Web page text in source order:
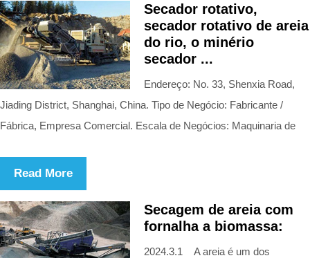
Secador rotativo,
secador rotativo de areia
do rio, o minério
secador ...
Endereço: No. 33, Shenxia Road,
Jiading District, Shanghai, China. Tipo de Negócio: Fabricante /
Fábrica, Empresa Comercial. Escala de Negócios: Maquinaria de
Read More
Secagem de areia com
fornalha a biomassa:
2024.3.1 A areia é um dos